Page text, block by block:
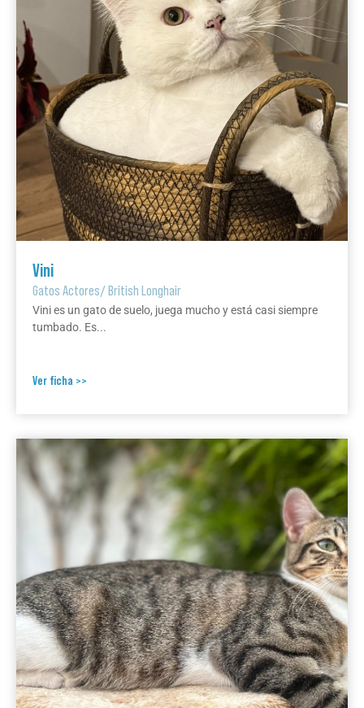
Vini
Gatos Actores/British Longhair
Vini es un gato de suelo, juega mucho y está casi siempre
tumbado. Es...
Ver ficha >>